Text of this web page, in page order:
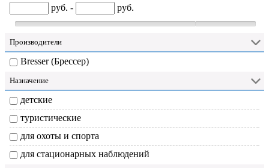
руб. - руб.
Производители
Bresser (Брессер)
Назначение
детские
туристические
для охоты и спорта
для стационарных наблюдений